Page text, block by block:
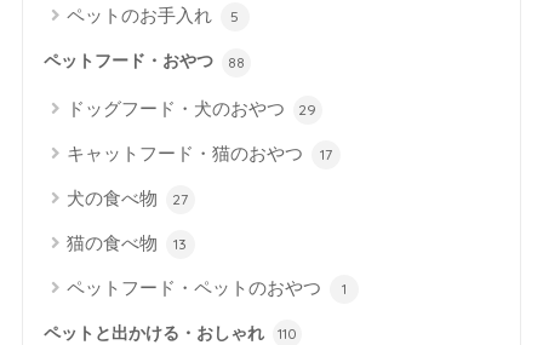
ペットのお手入れ 5
ペットフード・おやつ 88
ドッグフード・犬のおやつ 29
キャットフード・猫のおやつ 17
犬の食べ物 27
猫の食べ物 13
ペットフード・ペットのおやつ 1
ペットと出かける・おしゃれ 110